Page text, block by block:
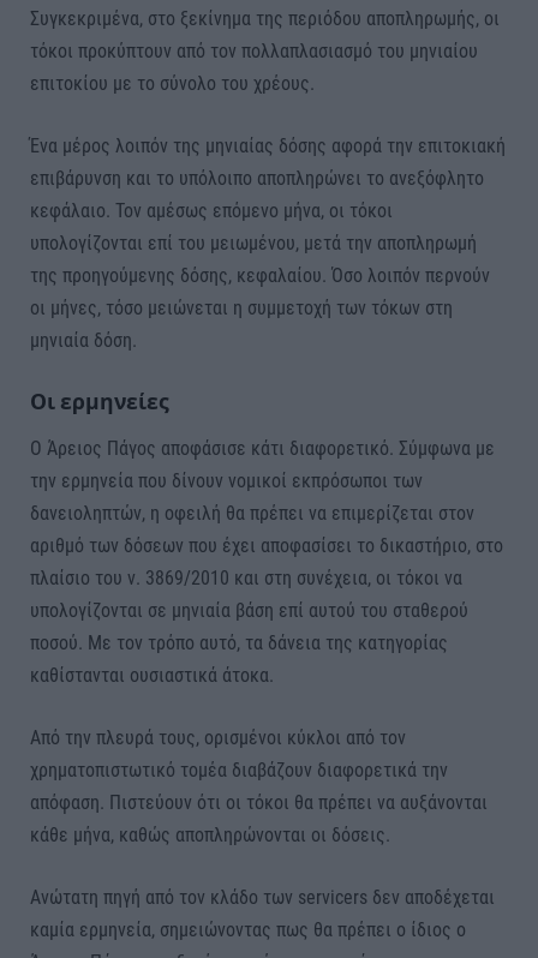
Συγκεκριμένα, στο ξεκίνημα της περιόδου αποπληρωμής, οι
τόκοι προκύπτουν από τον πολλαπλασιασμό του μηνιαίου
επιτοκίου με το σύνολο του χρέους.
Ένα μέρος λοιπόν της μηνιαίας δόσης αφορά την επιτοκιακή
επιβάρυνση και το υπόλοιπο αποπληρώνει το ανεξόφλητο
κεφάλαιο. Τον αμέσως επόμενο μήνα, οι τόκοι
υπολογίζονται επί του μειωμένου, μετά την αποπληρωμή
της προηγούμενης δόσης, κεφαλαίου. Όσο λοιπόν περνούν
οι μήνες, τόσο μειώνεται η συμμετοχή των τόκων στη
μηνιαία δόση.
Οι ερμηνείες
Ο Άρειος Πάγος αποφάσισε κάτι διαφορετικό. Σύμφωνα με
την ερμηνεία που δίνουν νομικοί εκπρόσωποι των
δανειοληπτών, η οφειλή θα πρέπει να επιμερίζεται στον
αριθμό των δόσεων που έχει αποφασίσει το δικαστήριο, στο
πλαίσιο του ν. 3869/2010 και στη συνέχεια, οι τόκοι να
υπολογίζονται σε μηνιαία βάση επί αυτού του σταθερού
ποσού. Με τον τρόπο αυτό, τα δάνεια της κατηγορίας
καθίστανται ουσιαστικά άτοκα.
Από την πλευρά τους, ορισμένοι κύκλοι από τον
χρηματοπιστωτικό τομέα διαβάζουν διαφορετικά την
απόφαση. Πιστεύουν ότι οι τόκοι θα πρέπει να αυξάνονται
κάθε μήνα, καθώς αποπληρώνονται οι δόσεις.
Ανώτατη πηγή από τον κλάδο των servicers δεν αποδέχεται
καμία ερμηνεία, σημειώνοντας πως θα πρέπει ο ίδιος ο